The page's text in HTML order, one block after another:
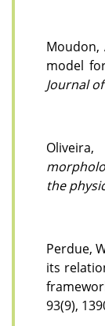
Moudon,
model
Journal
the
Perdue,
its
93(9),